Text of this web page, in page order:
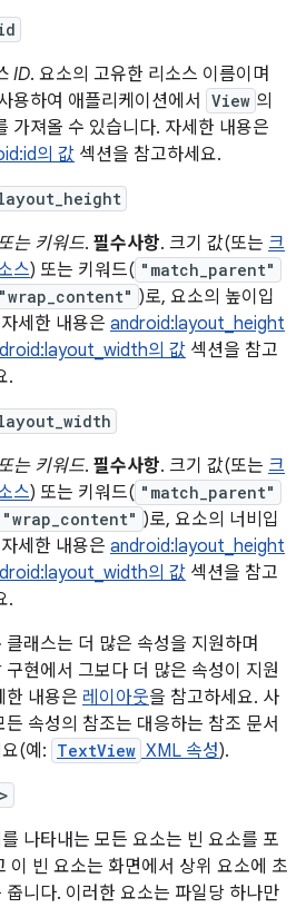
ID. 요소의 고유한 리소스 이름이며
용하여 애플리케이션에서
View 의
가져올 수 있습니다. 자세한 내용은
의 값 섹션을 참고하세요.
는 키워드. 필수사항. 크기 값(또는 크
스) 또는 키워드( "match_parent"
"wrap_content" )로, 요소의 높이입
세한 내용은 android:layout_height
의 값 섹션을 참고
.
는 키워드. 필수사항. 크기 값(또는 크
스) 또는 키워드( "match_parent"
"wrap_content" )로, 요소의 너비입
세한 내용은 android:layout_height
의 값 섹션을 참고
.
클래스는 더 많은 속성을 지원하며
구현에서 그보다 더 많은 속성이 지원
한 내용은 레이아웃을 참고하세요. 사
든 속성의 참조는 대응하는 참조 문서
(예: TextView XML 속성).
나타내는 모든 요소는 빈 요소를 포
이 빈 요소는 화면에서 상위 요소에 초
줍니다. 이러한 요소는 파일당 하나만